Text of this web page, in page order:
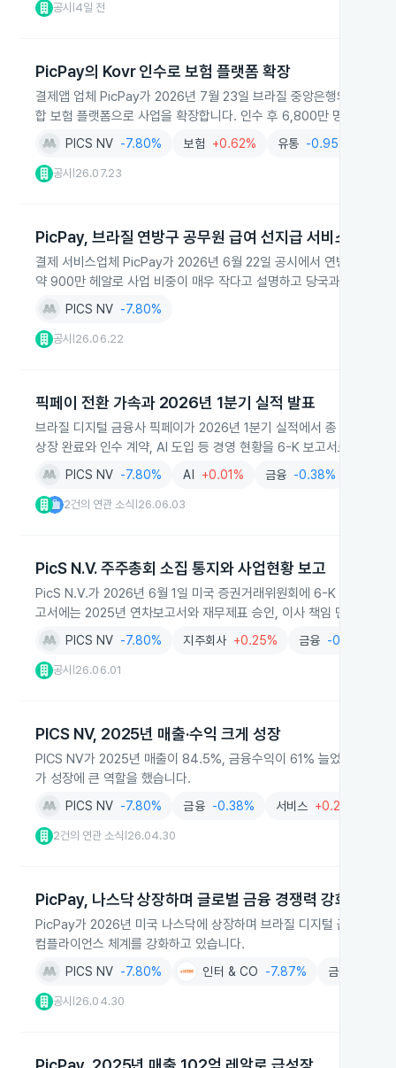
공시 4일 전
PicPay의 Kovr 인수로 보험 플랫폼 확장
결제앱 업체 PicPay가 2026년 7월 23일 브라질 중앙은행의 최종
합 보험 플랫폼으로 사업을 확장합니다. 인수 후 6,800만 명이 넘는
PICS NV -7.80% 보험 +0.62% 유통 -0.95%
공시 26.07.23
PicPay, 브라질 연방구 공무원 급여 선지급 서비스 입장
결제 서비스업체 PicPay가 2026년 6월 22일 공시에서 연방구 공무
약 900만 헤알로 사업 비중이 매우 작다고 설명하고 당국과 협조하겠
PICS NV -7.80%
공시 26.06.22
픽페이 전환 가속과 2026년 1분기 실적 발표
브라질 디지털 금융사 픽페이가 2026년 1분기 실적에서 총 신용 포
상장 완료와 인수 계약, AI 도입 등 경영 현황을 6-K 보고서로 공시했
PICS NV -7.80% AI +0.01% 금융 -0.38%
2건의 연관 소식 26.06.03
PicS N.V. 주주총회 소집 통지와 사업현황 보고
PicS N.V.가 2026년 6월 1일 미국 증권거래위원회에 6-K 보고서
고서에는 2025년 연차보고서와 재무제표 승인, 이사 책임 면제 등과
PICS NV -7.80% 지주회사 +0.25% 금융 -0.38%
공시 26.06.01
PICS NV, 2025년 매출·수익 크게 성장
PICS NV가 2025년 매출이 84.5%, 금융수익이 61% 늘었고, 순이
가 성장에 큰 역할을 했습니다.
PICS NV -7.80% 금융 -0.38% 서비스 +0.22%
2건의 연관 소식 26.04.30
PicPay, 나스닥 상장하며 글로벌 금융 경쟁력 강화
PicPay가 2026년 미국 나스닥에 상장하며 브라질 디지털 금융 서비
컴플라이언스 체계를 강화하고 있습니다.
PICS NV -7.80% 인터 & CO -7.87% 금융
공시 26.04.30